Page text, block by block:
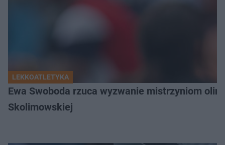
LEKKOATLETYKA
Ewa Swoboda rzuca wyzwanie mistrzyniom
Skolimowskiej